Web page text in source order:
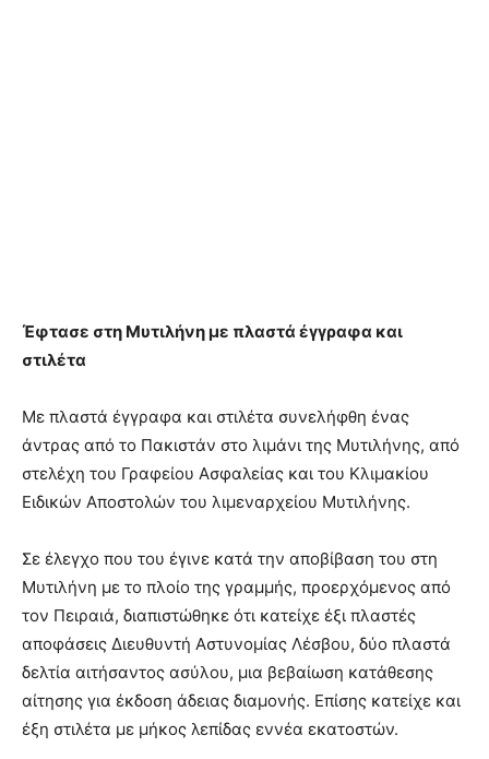
Έφτασε στη Μυτιλήνη με πλαστά έγγραφα και
στιλέτα
Με πλαστά έγγραφα και στιλέτα συνελήφθη ένας
άντρας από το Πακιστάν στο λιμάνι της Μυτιλήνης, από
στελέχη του Γραφείου Ασφαλείας και του Κλιμακίου
Ειδικών Αποστολών του λιμεναρχείου Μυτιλήνης.
Σε έλεγχο που του έγινε κατά την αποβίβαση του στη
Μυτιλήνη με το πλοίο της γραμμής, προερχόμενος από
τον Πειραιά, διαπιστώθηκε ότι κατείχε έξι πλαστές
αποφάσεις Διευθυντή Αστυνομίας Λέσβου, δύο πλαστά
δελτία αιτήσαντος ασύλου, μια βεβαίωση κατάθεσης
αίτησης για έκδοση άδειας διαμονής. Επίσης κατείχε και
έξη στιλέτα με μήκος λεπίδας εννέα εκατοστών.